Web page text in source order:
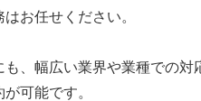
お任せください。
も、幅広い業界や業種での
が可能です。